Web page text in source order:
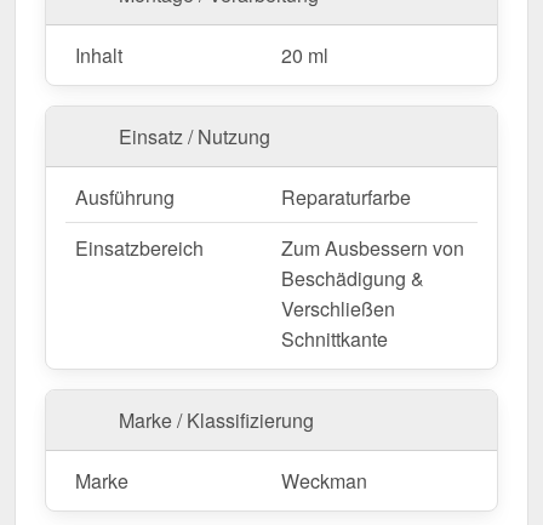
Inhalt 20 ml
Einsatz / Nutzung
Ausführung
Reparaturfarbe
Einsatzbereich
Zum Ausbessern von
Beschädigung &
Verschließen
Schnittkante
Marke / Klassifizierung
Marke Weckman